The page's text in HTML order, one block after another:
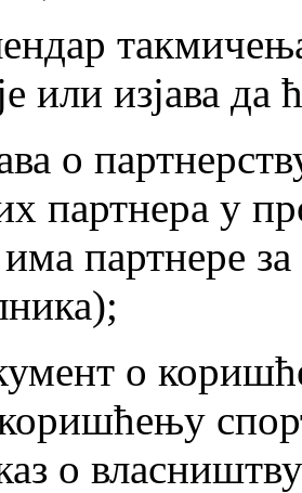
или изјава
о
партнера у
партнере
о
о